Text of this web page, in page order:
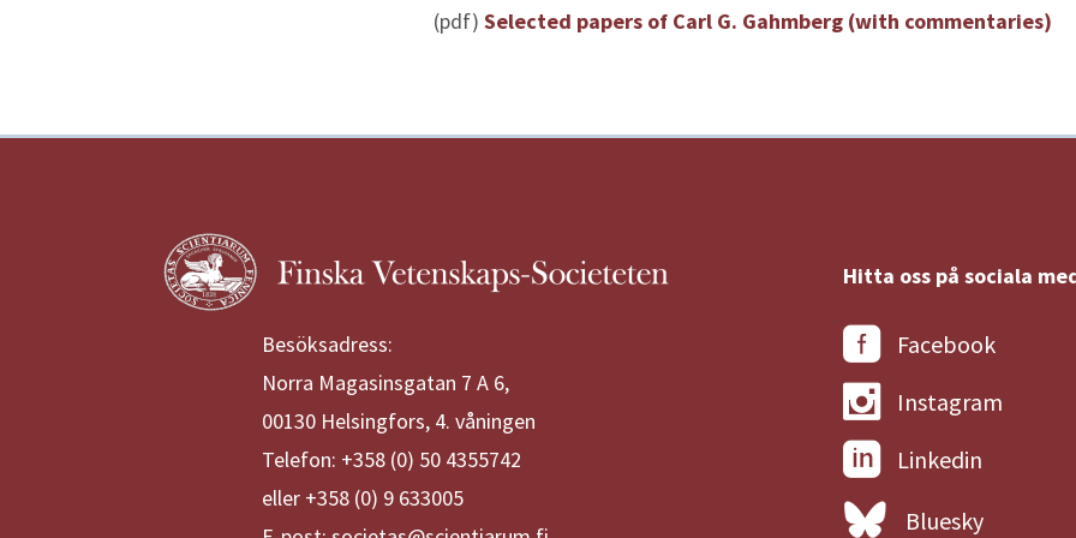
(pdf)Selected papers of Carl G. Gahmberg (with commentaries)
Besöksadress:
Norra Magasinsgatan 7 A 6,
00130 Helsingfors, 4. våningen
Telefon: +358 (0) 50 4355742
eller +358 (0) 9 633005
Hitta oss på sociala
Facebook
Instagram
Linkedin
Bluesky